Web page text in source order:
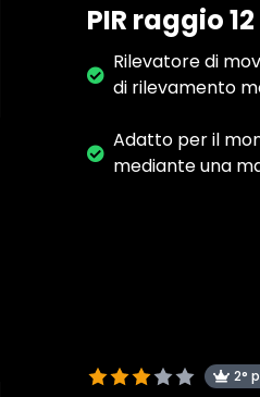
PIR raggio
Rilevatore di
di rilevamento
Adatto per il
mediante una
2°